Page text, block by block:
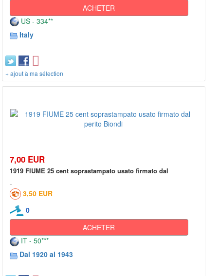
ACHETER
US - 334**
Italy
+ ajout à ma sélection
7,00 EUR
1919 FIUME 25 cent soprastampato usato firmato dal
3,50 EUR
0
ACHETER
IT - 50***
Dal 1920 al 1943